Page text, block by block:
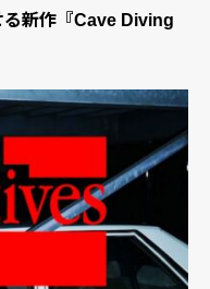
る新作『Cave Diving